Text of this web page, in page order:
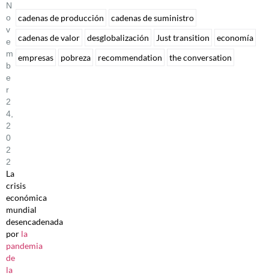
N
O
V
E
M
B
E
R
2
4,
2
0
2
2
La
crisis
económica
mundial
desencadenada
por la
pandemia
de
la
cadenas de producción
cadenas de suministro
cadenas de valor
desglobalización Just transition
economía
empresas
pobreza recommendation the conversation